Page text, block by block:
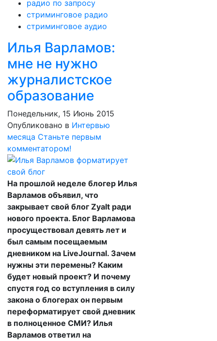
радио по запросу
стриминговое радио
стриминговое аудио
Илья Варламов:
мне не нужно
журналистское
образование
Понедельник, 15 Июнь 2015
Опубликовано в Интервью
месяца Станьте первым
комментатором!
На прошлой неделе блогер Илья
Варламов объявил, что
закрывает свой блог Zyalt ради
нового проекта. Блог Варламова
просуществовал девять лет и
был самым посещаемым
дневником на LiveJournal. Зачем
нужны эти перемены? Каким
будет новый проект? И почему
спустя год со вступления в силу
закона о блогерах он первым
переформатирует свой дневник
в полноценное СМИ? Илья
Варламов ответил на